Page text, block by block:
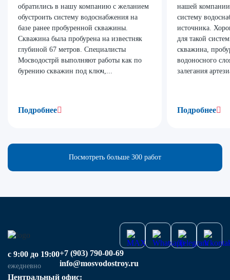
обратились в нашу компанию с желанием
обустроить систему водоснабжения на
базе ранее пробуренной скважины.
Скважина была пробурена на известняк
глубиной 67 метров. Специалисты
Мосводострй выполняют работы как по
бурению скважин под ключ,...
Подробнее
нашей компании
систему
источника.
для такой
скважина,
водоносного
залегания
Подробнее
Посмотреть больше 300 работ
с 9:00 до 19:00
ежедневно
+7 (903) 790-00-69
info@mosvodostroy.ru
Центральный офис: